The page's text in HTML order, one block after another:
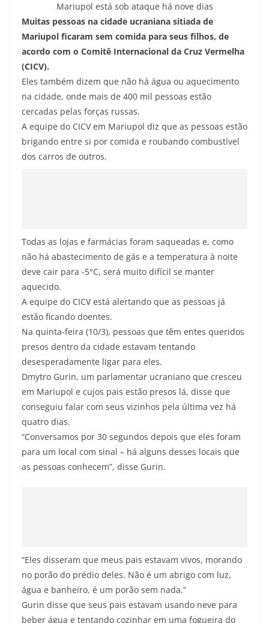
Mariupol está sob ataque há nove dias
Muitas pessoas na cidade ucraniana sitiada de
Mariupol ficaram sem comida para seus filhos, de
acordo com o Comitê Internacional da Cruz Vermelha
(CICV).
Eles também dizem que não há água ou aquecimento
na cidade, onde mais de 400 mil pessoas estão
cercadas pelas forças russas.
A equipe do CICV em Mariupol diz que as pessoas estão
brigando entre si por comida e roubando combustível
dos carros de outros.
Todas as lojas e farmácias foram saqueadas e, como
não há abastecimento de gás e a temperatura à noite
deve cair para -5°C, será muito difícil se manter
aquecido.
A equipe do CICV está alertando que as pessoas já
estão ficando doentes.
Na quinta-feira (10/3), pessoas que têm entes queridos
presos dentro da cidade estavam tentando
desesperadamente ligar para eles.
Dmytro Gurin, um parlamentar ucraniano que cresceu
em Mariupol e cujos pais estão presos lá, disse que
conseguiu falar com seus vizinhos pela última vez há
quatro dias.
“Conversamos por 30 segundos depois que eles foram
para um local com sinal – há alguns desses locais que
as pessoas conhecem”, disse Gurin.
“Eles disseram que meus pais estavam vivos, morando
no porão do prédio deles. Não é um abrigo com luz,
água e banheiro, é um porão sem nada.”
Gurin disse que seus pais estavam usando neve para
beber água e tentando cozinhar em uma fogueira do